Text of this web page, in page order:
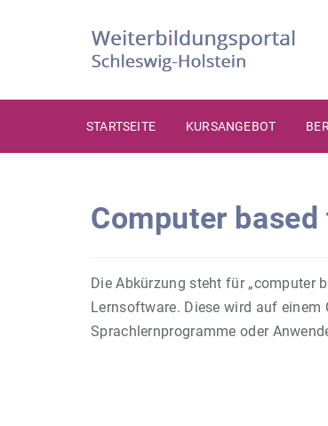
STARTSEITE KURSANGEBOT
Computer
Die Abkürzung steht für „computer
Lernsoftware. Diese wird auf
Sprachlernprogramme oder